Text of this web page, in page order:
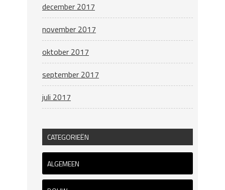
december 2017
november 2017
oktober 2017
september 2017
juli 2017
CATEGORIEËN
ALGEMEEN